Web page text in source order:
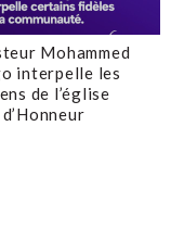
Mohammed
interpelle les
de l’église